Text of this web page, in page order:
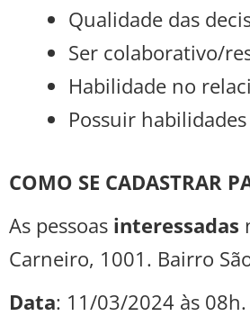
Qualidade das
Ser colaborativo/
Habilidade no
Possuir
COMO SE CADASTRAR
As pessoas interessadas
Carneiro, 1001. Bairro
Data: 11/03/2024 às 08h.